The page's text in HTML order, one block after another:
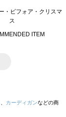
カーディガンなどの商